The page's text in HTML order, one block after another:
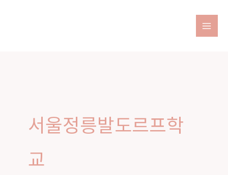
서울정릉발도르프학
교